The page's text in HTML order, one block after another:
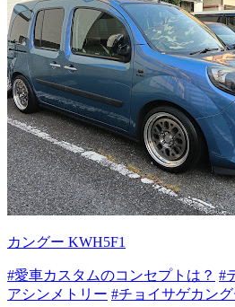
カングー KWH5F1
#愛車カスタムのコンセプトは？ #
アシンメトリー #チョイサゲカング